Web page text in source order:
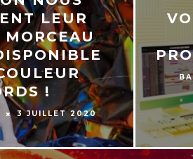
LEUR
!
3 JUILLET 2020